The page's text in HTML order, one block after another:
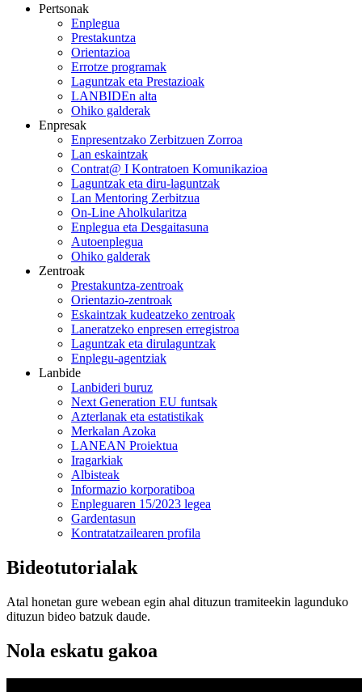
Pertsonak
Enplegua
Prestakuntza
Orientazioa
Errotze programak
Laguntzak eta Prestazioak
LANBIDEn alta
Ohiko galderak
Enpresak
Enpresentzako Zerbitzuen Zorroa
Lan eskaintzak
Contrat@ I Kontratoen Komunikazioa
Laguntzak eta diru-laguntzak
Lan Mentoring Zerbitzua
On-Line Aholkularitza
Enplegua eta Desgaitasuna
Autoenplegua
Ohiko galderak
Zentroak
Prestakuntza-zentroak
Orientazio-zentroak
Eskaintzak kudeatzeko zentroak
Laneratzeko enpresen erregistroa
Laguntzak eta dirulaguntzak
Enplegu-agentziak
Lanbide
Lanbideri buruz
Next Generation EU funtsak
Azterlanak eta estatistikak
Merkalan Azoka
LANEAN Proiektua
Iragarkiak
Albisteak
Informazio korporatiboa
Enpleguaren 15/2023 legea
Gardentasun
Kontratatzailearen profila
Bideotutorialak
Atal honetan gure webean egin ahal dituzun tramiteekin lagunduko
dituzun bideo batzuk daude.
Nola eskatu gakoa